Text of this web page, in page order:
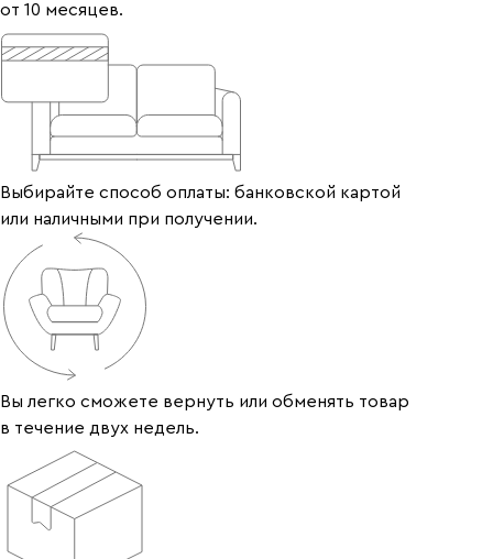
от 10 месяцев.
Выбирайте способ оплаты: банковской картой
или наличными при получении.
Вы легко сможете вернуть или обменять товар
в течение двух недель.